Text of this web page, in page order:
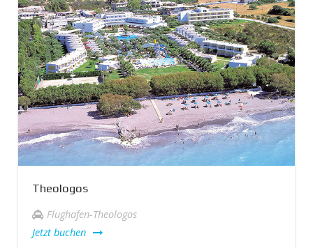
Theologos
Flughafen-Theologos
Jetzt buchen